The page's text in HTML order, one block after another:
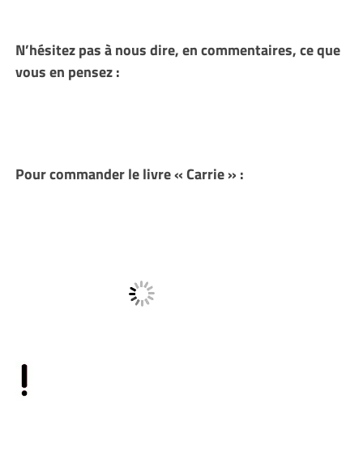
N’hésitez pas à nous dire, en commentaires, ce que
vous en pensez :
Pour commander le livre « Carrie » :